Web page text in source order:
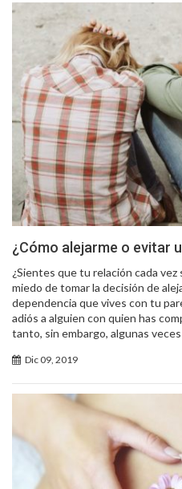
¿Cómo alejarme o evitar
¿Sientes que tu relación cada vez
miedo de tomar la decisión de
dependencia que vives con tu
adiós a alguien con quien has
tanto, sin embargo, algunas
Dic 09, 2019